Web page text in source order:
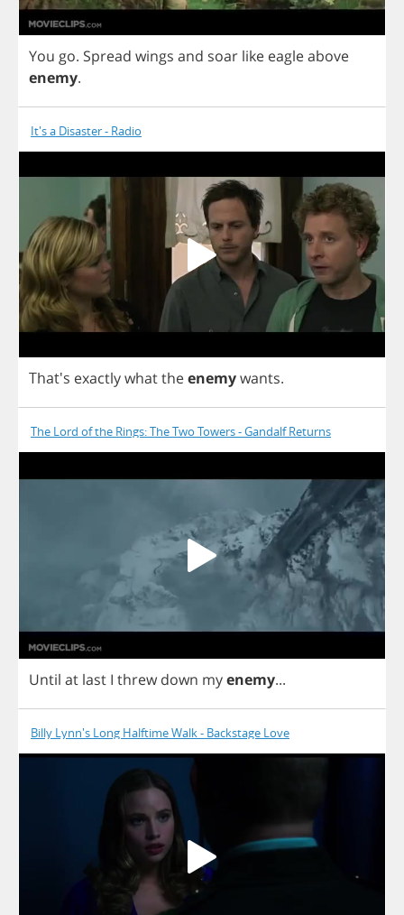
You go. Spread wings and soar like eagleabove
enemy.
It's a Disaster - Radio
That's exactlywhattheenemywants.
The Lord of the Rings: The Two Towers - Gandalf Returns
Until at last I threw down myenemy...
Billy Lynn's Long Halftime Walk - Backstage Love